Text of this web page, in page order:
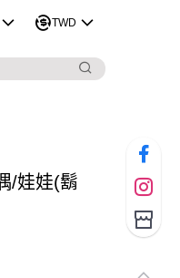
TWD
/娃娃(鬍